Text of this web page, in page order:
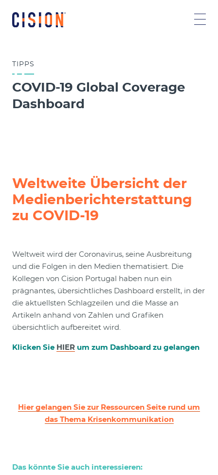
TIPPS
COVID-19 Global Coverage
Dashboard
Weltweite Übersicht der
Medienberichterstattung
zu COVID-19
Weltweit wird der Coronavirus, seine Ausbreitung
und die Folgen in den Medien thematisiert. Die
Kollegen von Cision Portugal haben nun ein
prägnantes, übersichtliches Dashboard erstellt, in der
die aktuellsten Schlagzeilen und die Masse an
Artikeln anhand von Zahlen und Grafiken
übersichtlich aufbereitet wird.
Klicken Sie HIER um zum Dashboard zu gelangen
Hier gelangen Sie zur Ressourcen Seite rund um
das Thema Krisenkommunikation
Das könnte Sie auch interessieren: